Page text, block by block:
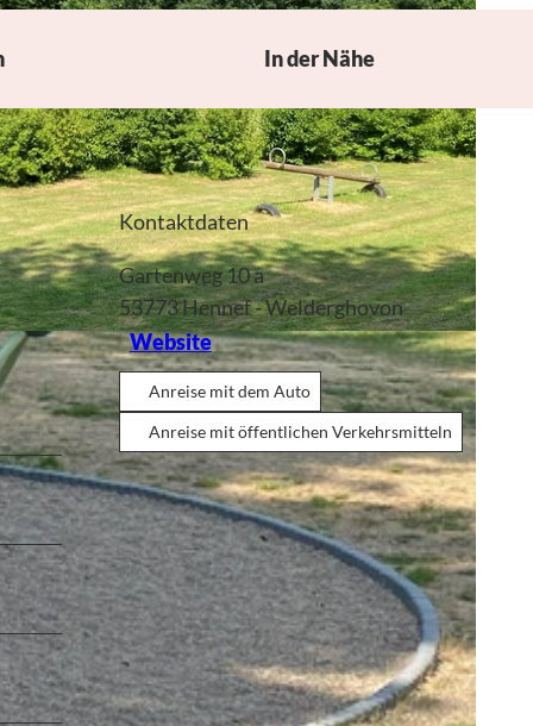
In der Nähe
Kontaktdaten
Gartenweg 10 a
53773Hennef- Welderghovon
Website
Anreise mit dem Auto
Anreise mit öffentlichen Verkehrsmitteln